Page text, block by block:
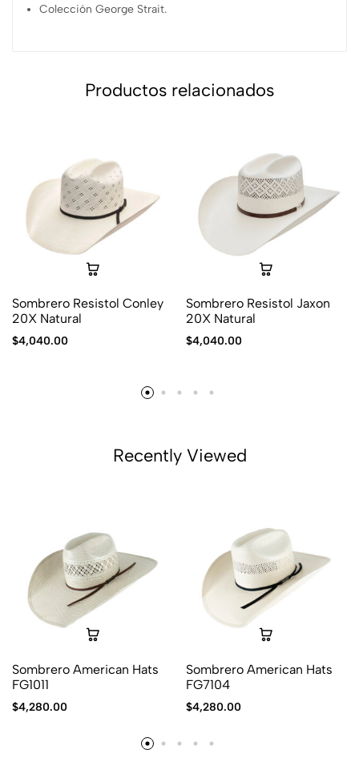
Colección George Strait.
Productos relacionados
Sombrero Resistol Conley
20X Natural
$4,040.00
Sombrero Resistol Jaxon
20X Natural
$4,040.00
Recently Viewed
Sombrero American Hats
FG1011
$4,280.00
Sombrero American Hats
FG7104
$4,280.00